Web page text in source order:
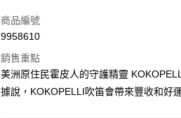
合作金庫商業銀行
華南商業銀行
上海商業儲蓄銀行
國泰世華商業銀行
兆豐
臺灣中小企業銀行
台中
超商取貨付款
LINE Pay
Apple Pay
商品編號
9958610
銷售重點
美洲原住民霍皮人的守護精靈
據說，KOKOPELLI吹笛會帶來豐收和好